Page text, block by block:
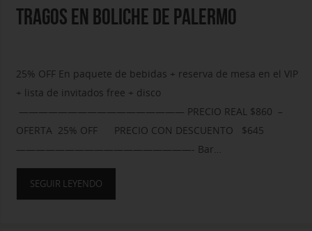
TRAGOS EN BOLICHE DE PALERMO
25% OFF En paquete de bebidas + reserva de mesa en el VIP
+ lista de invitados free + disco
————————————————— PRECIO REAL $860 –
OFERTA 25% OFF PRECIO CON DESCUENTO $645
——————————————————- Bar…
SEGUIR LEYENDO